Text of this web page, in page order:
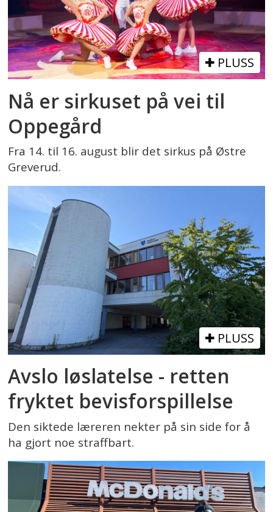
PLUSS
Nå er sirkuset på vei til
Oppegård
Fra 14. til 16. august blir det sirkus på Østre
Greverud.
PLUSS
Avslo løslatelse - retten
fryktet bevisforspillelse
Den siktede læreren nekter på sin side for å
ha gjort noe straffbart.